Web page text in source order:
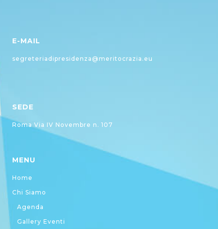
E-MAIL
segreteriadipresidenza@meritocrazia.eu
SEDE
Roma Via IV Novembre n. 107
MENU
Home
Chi Siamo
Agenda
Gallery Eventi